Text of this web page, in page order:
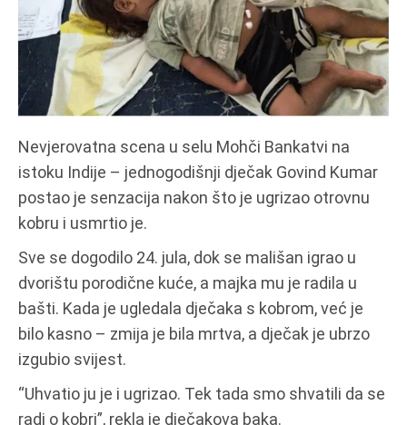
Nevjerovatna scena u selu Mohči Bankatvi na
istoku Indije – jednogodišnji dječak Govind Kumar
postao je senzacija nakon što je ugrizao otrovnu
kobru i usmrtio je.
Sve se dogodilo 24. jula, dok se mališan igrao u
dvorištu porodične kuće, a majka mu je radila u
bašti. Kada je ugledala dječaka s kobrom, već je
bilo kasno – zmija je bila mrtva, a dječak je ubrzo
izgubio svijest.
“Uhvatio ju je i ugrizao. Tek tada smo shvatili da se
radi o kobri”, rekla je dječakova baka.